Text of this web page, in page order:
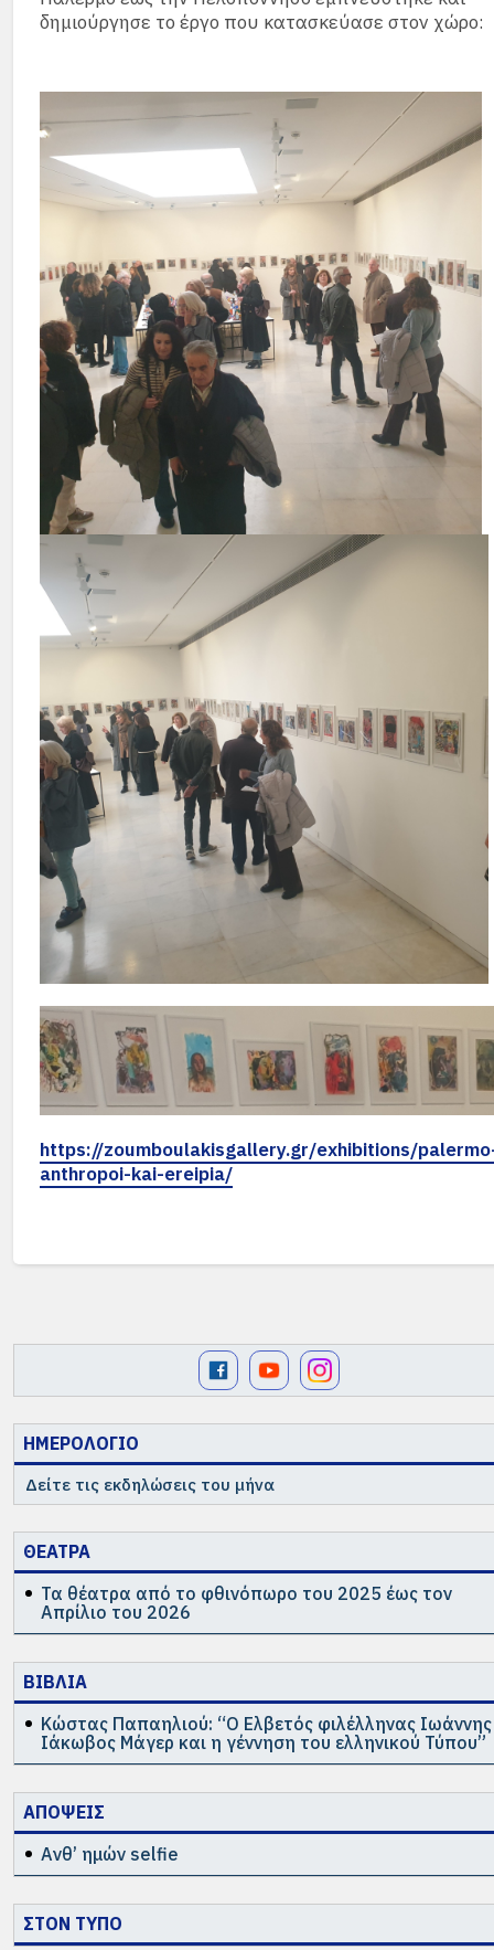
ΗΜΕΡΟΛΟΓΙΟ
Δείτε τις εκδηλώσεις του μήνα
ΘΕΑΤΡΑ
Τα θέατρα από το φθινόπωρο του 2025 έως τον
Απρίλιο του 2026
ΒΙΒΛΙΑ
Κώστας Παπαηλιού: “Ο Ελβετός φιλέλληνας Ιωάννης
Ιάκωβος Μάγερ και η γέννηση του ελληνικού Τύπου”
ΑΠΟΨΕΙΣ
Ανθ’ ημών selfie
ΣΤΟΝ ΤΥΠΟ
δημιούργησε το έργο που κατασκεύασε στον χώρο:
https://zoumboulakisgallery.gr/exhibitions/
anthropoi-kai-ereipia/